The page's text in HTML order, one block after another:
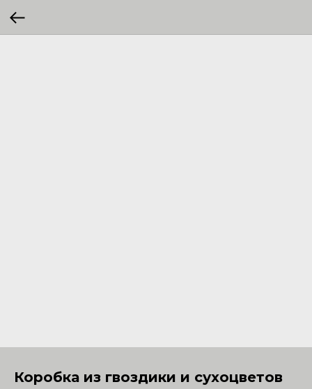
Коробка из гвоздики и сухоцветов